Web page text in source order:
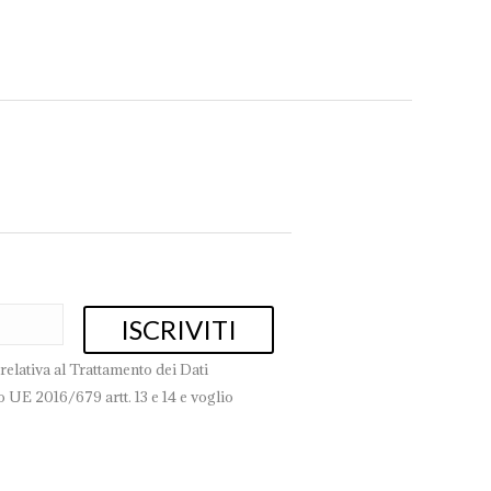
relativa al Trattamento dei Dati
2016/679 artt. 13 e 14 e voglio